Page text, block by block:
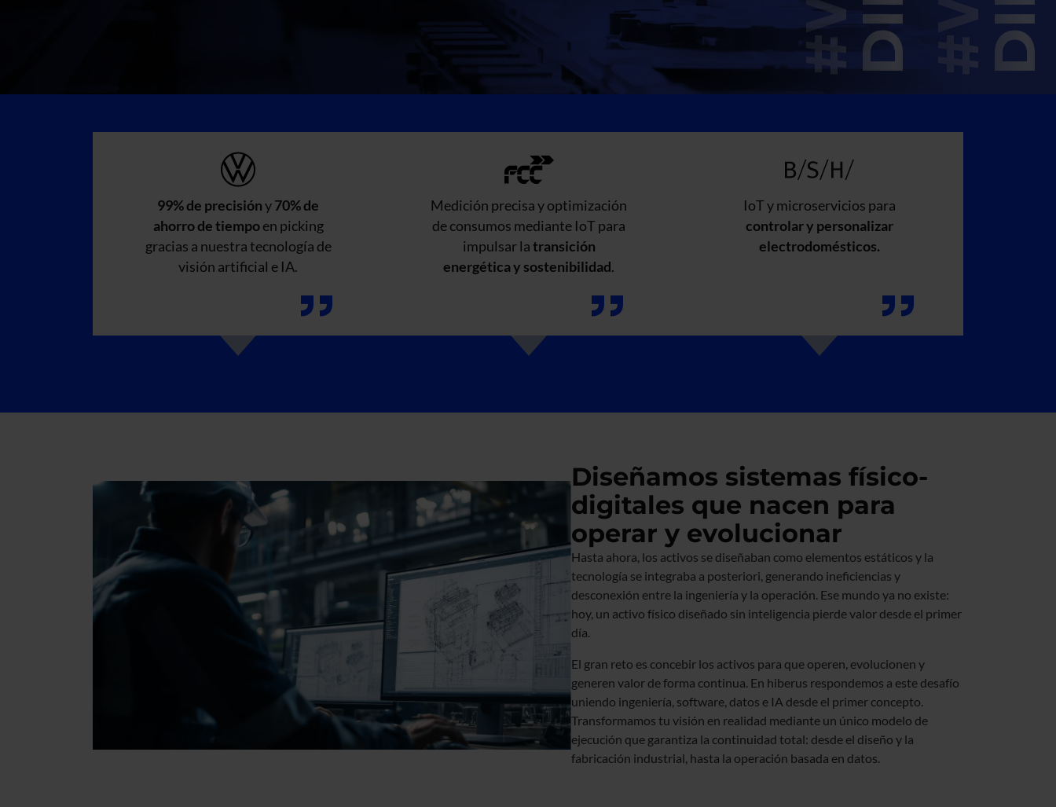
99% de precisióny70% de
ahorro de tiempoen picking
gracias a nuestra tecnología de
visión artificial e IA.
Medición precisa y optimización
de consumos mediante IoT para
impulsar latransición
energética y sostenibilidad.
IoT y microservicios para
controlar y personalizar
electrodomésticos.
Diseñamos sistemas físico-
digitales que nacen para
operar y evolucionar
Hasta ahora, los activos se diseñaban como elementos estáticos y la
tecnología se integraba a posteriori, generando ineficiencias y
desconexión entre la ingeniería y la operación. Ese mundo ya no existe:
hoy, un activo físico diseñado sin inteligencia pierde valor desde el primer
día.
El gran reto es concebir los activos para que operen, evolucionen y
generen valor de forma continua. En hiberus respondemos a este desafío
uniendo ingeniería, software, datos e IA desde el primer concepto.
Transformamos tu visión en realidad mediante un único modelo de
ejecución que garantiza la continuidad total: desde el diseño y la
fabricación industrial, hasta la operación basada en datos.